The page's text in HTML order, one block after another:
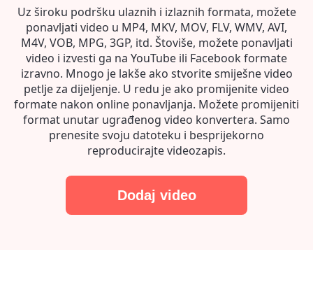
Uz široku podršku ulaznih i izlaznih formata, možete
ponavljati video u MP4, MKV, MOV, FLV, WMV, AVI,
M4V, VOB, MPG, 3GP, itd. Štoviše, možete ponavljati
video i izvesti ga na YouTube ili Facebook formate
izravno. Mnogo je lakše ako stvorite smiješne video
petlje za dijeljenje. U redu je ako promijenite video
formate nakon online ponavljanja. Možete promijeniti
format unutar ugrađenog video konvertera. Samo
prenesite svoju datoteku i besprijekorno
reproducirajte videozapis.
Dodaj video